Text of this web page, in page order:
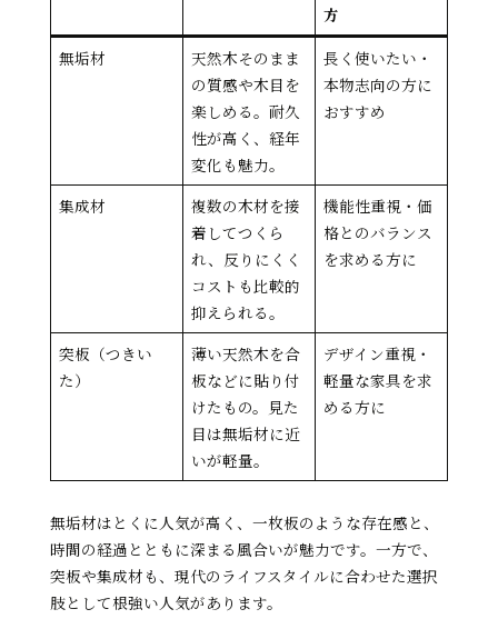
方
無垢材
天然木そのまま
の質感や木目を
楽しめる。耐久
性が高く、経年
変化も魅力。
長く使いたい・
本物志向の方に
おすすめ
集成材
複数の木材を接
着してつくら
れ、反りにくく
コストも比較的
抑えられる。
機能性重視・価
格とのバランス
を求める方に
突板（つきい
た）
薄い天然木を合
板などに貼り付
けたもの。見た
目は無垢材に近
いが軽量。
デザイン重視・
軽量な家具を求
める方に
無垢材はとくに人気が高く、一枚板のような存在感と、
時間の経過とともに深まる風合いが魅力です。一方で、
突板や集成材も、現代のライフスタイルに合わせた選択
肢として根強い人気があります。